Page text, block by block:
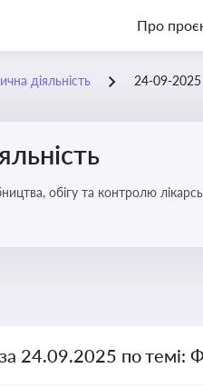
Про
діяльність 24-09-2025
обігу та контролю
24.09.2025 по темі: